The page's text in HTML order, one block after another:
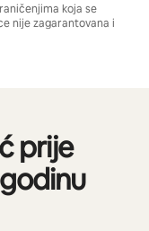
koja se
nije zagarantovana i
prije